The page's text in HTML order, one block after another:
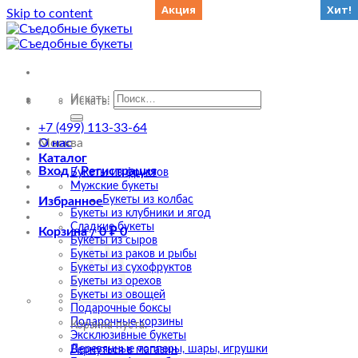
Skip to content
Искать:
О нас
Каталог
Букеты из фруктов
Мужские букеты
Букеты из колбас
Букеты из клубники и ягод
Сладкие букеты
Букеты из сыров
Букеты из раков и рыбы
Букеты из сухофруктов
Букеты из орехов
Букеты из овощей
Подарочные боксы
Подарочные корзины
Эксклюзивные букеты
Деревянные топперы, шары, игрушки
Искать:
+7 (499) 113-33-64
Москва
Вход / Регистрация
Избранное
Корзина /0₽ 0
Корзина пуста.
Вернуться в магазин
Хит!
Акция
Акция
Акция
Акция